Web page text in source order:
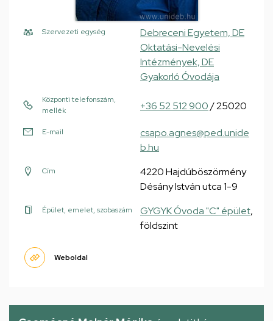
Szervezeti egység
Debreceni Egyetem, DE
Oktatási-Nevelési
Intézmények, DE
Gyakorló Óvodája
Központi telefonszám,
mellék
+36 52 512 900/ 25020
E-mail
csapo.agnes@ped.unide
b.hu
Cím
4220 Hajdúböszörmény
Désány István utca 1-9
Épület, emelet, szobaszám GYGYK Óvoda "C" épület,
földszint
Weboldal